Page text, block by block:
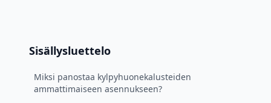
Sisällysluettelo
Miksi panostaa kylpyhuonekalusteiden
ammattimaiseen asennukseen?